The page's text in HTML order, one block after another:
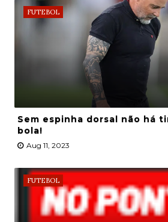
FUTEBOL
Sem espinha dorsal não há
bola!
Aug 11, 2023
FUTEBOL